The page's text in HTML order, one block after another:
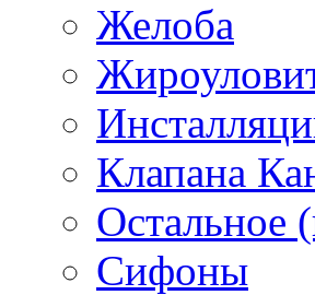
Желоба
Клапана
Остальное
Сифоны